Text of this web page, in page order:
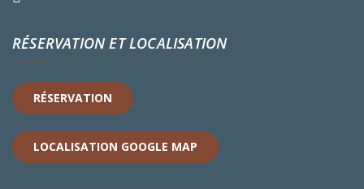
RÉSERVATION ET LOCALISATION
RÉSERVATION
LOCALISATION GOOGLE MAP